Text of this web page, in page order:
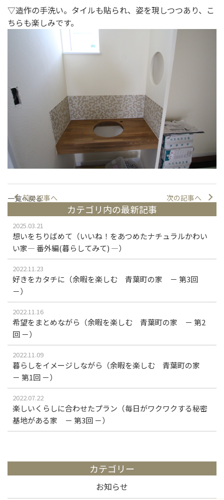
▽造作の手洗い。タイルも貼られ、姿を現しつつあり、こ
ちらも楽しみです。
前の記事へ 次の記事へ
一覧へ戻る
カテゴリ内の最新記事
2025.03.21
想いをちりばめて（いいね！をあつめたナチュラルかわい
い家― 番外編(暮らしてみて) ―）
2022.11.23
好きをカタチに（余暇を楽しむ 青葉町の家 － 第3回
－）
2022.11.16
希望をまとめながら（余暇を楽しむ 青葉町の家 － 第2
回 －）
2022.11.09
暮らしをイメージしながら（余暇を楽しむ 青葉町の家
－ 第1回 －）
2022.07.22
楽しいくらしに合わせたプラン（毎日がワクワクする秘密
基地がある家 － 第3回 －）
カテゴリー
お知らせ